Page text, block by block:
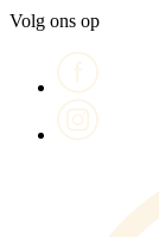
Volg ons op